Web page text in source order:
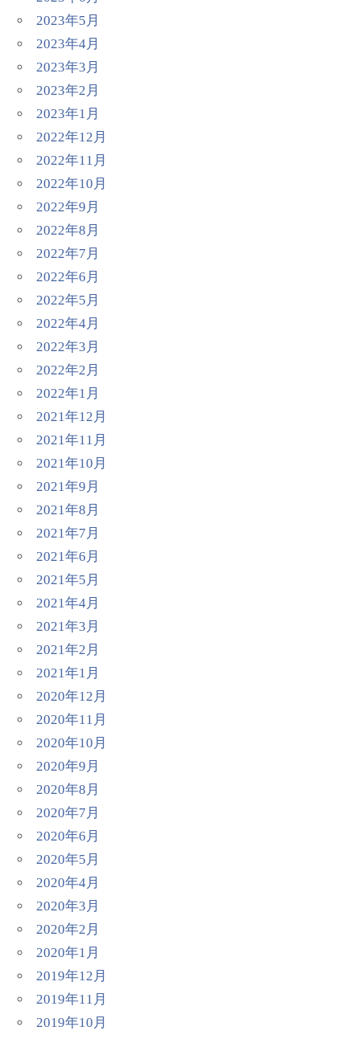
2023年5月
2023年4月
2023年3月
2023年2月
2023年1月
2022年12月
2022年11月
2022年10月
2022年9月
2022年8月
2022年7月
2022年6月
2022年5月
2022年4月
2022年3月
2022年2月
2022年1月
2021年12月
2021年11月
2021年10月
2021年9月
2021年8月
2021年7月
2021年6月
2021年5月
2021年4月
2021年3月
2021年2月
2021年1月
2020年12月
2020年11月
2020年10月
2020年9月
2020年8月
2020年7月
2020年6月
2020年5月
2020年4月
2020年3月
2020年2月
2020年1月
2019年12月
2019年11月
2019年10月